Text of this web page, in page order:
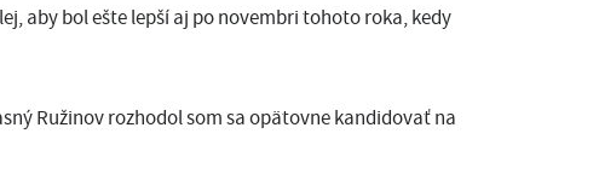
aby bol ešte lepší aj po novembri tohoto roka, kedy
Ružinov rozhodol som sa opätovne kandidovať na